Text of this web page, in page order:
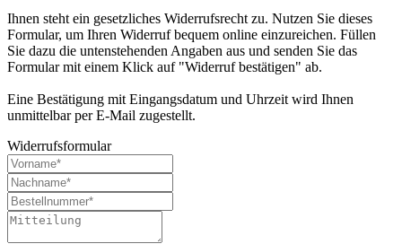
Ihnen steht ein gesetzliches Widerrufsrecht zu. Nutzen Sie dieses
Formular, um Ihren Widerruf bequem online einzureichen. Füllen
Sie dazu die untenstehenden Angaben aus und senden Sie das
Formular mit einem Klick auf "Widerruf bestätigen" ab.
Eine Bestätigung mit Eingangsdatum und Uhrzeit wird Ihnen
unmittelbar per E-Mail zugestellt.
Widerrufsformular